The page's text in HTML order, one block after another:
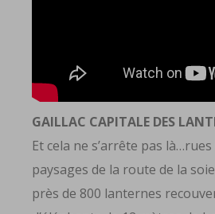
GAILLAC CAPITALE DES
Et cela ne s’arrête pas
paysages de la route de la
près de 800 lanternes